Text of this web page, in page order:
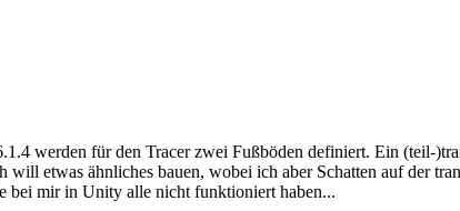
werden für den Tracer zwei Fußböden definiert. Ein (teil-
etwas ähnliches bauen, wobei ich aber Schatten auf der
bei mir in Unity alle nicht funktioniert haben...